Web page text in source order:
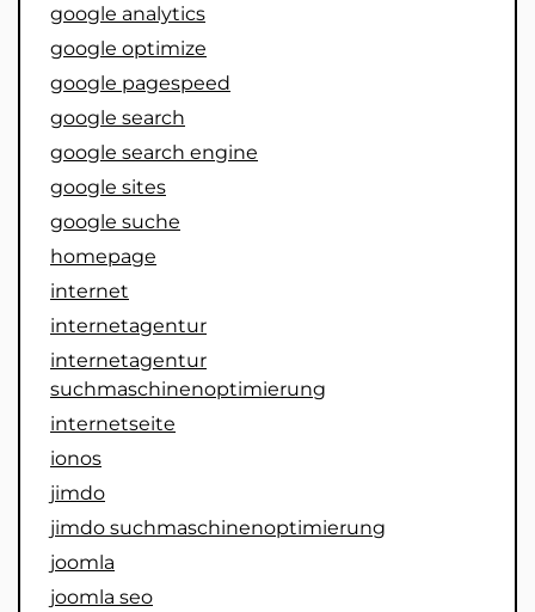
google analytics
google optimize
google pagespeed
google search
google search engine
google sites
google suche
homepage
internet
internetagentur
internetagentur
suchmaschinenoptimierung
internetseite
ionos
jimdo
jimdo suchmaschinenoptimierung
joomla
joomla seo